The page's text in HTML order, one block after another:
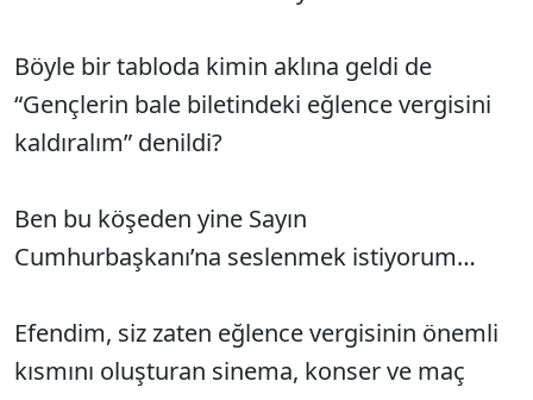
Böyle bir tabloda kimin aklına geldi de
“Gençlerin bale biletindeki eğlence vergisini
kaldıralım” denildi?
Ben bu köşeden yine Sayın
Cumhurbaşkanı’na seslenmek istiyorum…
Efendim, siz zaten eğlence vergisinin önemli
kısmını oluşturan sinema, konser ve maç